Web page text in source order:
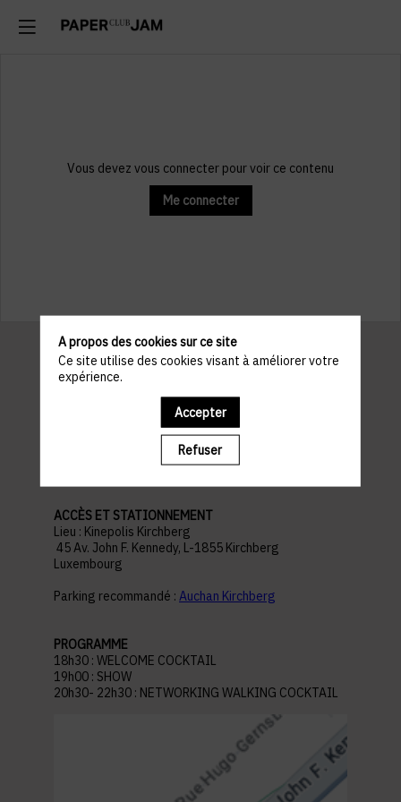
Vous devez vous connecter pour voir ce contenu
Me connecter
Informations
pratiques
ACCÈS ET STATIONNEMENT
Lieu : Kinepolis Kirchberg
45 Av. John F. Kennedy, L-1855 Kirchberg
Luxembourg
Parking recommandé : Auchan Kirchberg
PROGRAMME
18h30 : WELCOME COCKTAIL
19h00 : SHOW
20h30- 22h30 : NETWORKING WALKING COCKTAIL
A propos des cookies sur ce site
Ce site utilise des cookies visant à améliorer votre
expérience.
Accepter
Refuser